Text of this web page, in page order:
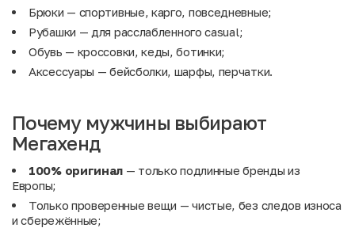
Брюки — спортивные, карго, повседневные;
Рубашки — для расслабленного casual;
Обувь — кроссовки, кеды, ботинки;
Аксессуары — бейсболки, шарфы, перчатки.
Почему мужчины выбирают
Мегахенд
100% оригинал — только подлинные бренды из
Европы;
Только проверенные вещи — чистые, без следов износа
и сбережённые;